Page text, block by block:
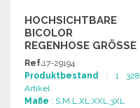
HOCHSICHTBARE
BICOLOR
REGENHOSE GRÖSSE M
/L
Ref.17-29194
Produktbestand : 1 328
Artikel
Maße : S,M,L,XL,XXL,3XL